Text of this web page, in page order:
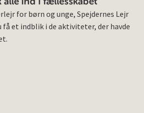
for børn og unge, Spejdernes Lejr
få et indblik i de aktiviteter, der havde